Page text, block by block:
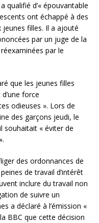
qualifié d’« épouvantable
ont échappé à des
filles. Il a ajouté
par un juge de la
par le
que les jeunes filles
force
odieuses ». Lors de
des garçons jeudi, le
souhaitait « éviter de
des ordonnances de
de travail d’intérêt
inclure du travail non
de suivre un
a déclaré à l’émission «
BBC que cette décision